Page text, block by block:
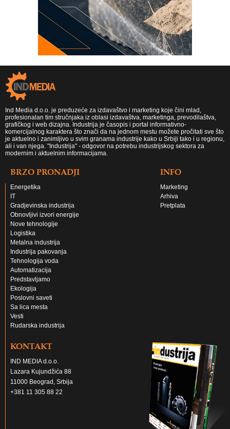
Ind Media d.o.o. je preduzeće za izdavaštvo i marketing koje čini mlad,
profesionalan tim stručnjaka iz oblasi izdavaštva, marketinga, prevodilaštva,
grafičkog i web dizajna. Industrija je časopis i portal informativno-
komercijalnog karaktera što znači da na jednom mestu možete pročitati sve što
je aktuelno i zanimljivo u svim granama industrije kako u Srbiji tako i u regionu,
ali i van njega. "Industrija" - odgovor na potrebu industrijskog sektora za
modernim i aktuelnim informacijama.
BRZO PRONADJI
Energetika
IT
Gradjevinska industrija
Obnovljivi izvori energije
Nove tehnologije
Logistika
Metalna industrija
Industrija pakovanja
Tehnologija voda
Automatizacija
Predstavljamo
Ekologija
Poslovni saveti
Sa lica mesta
Vesti
Rudarska industrija
INFO
Marketing
Arhiva
Pretplata
KONTAKT
IND MEDIA d.o.o.
Lazara Kujundžića 88
11000 Beograd, Srbija
+381 11 305 88 22